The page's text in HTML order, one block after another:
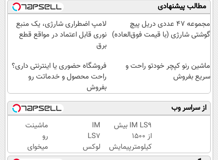
مطالب پیشنهادی
مجموعه 47 عددی دریل پیچ
گوشتی شارژی‌ (با قیمت فوق‌العاده)
لامپ اضطراری شارژی، یک منبع
نوری قابل اعتماد در مواقع قطع
برق
ماشین رنو کپچر خودتو راحت و
سریع بفروش
فروشگاه حضوری یا اینترنتی داری؟
راحت محصول و خدماتت رو
بفروش
از سراسر وب
IM LS9 بیش
از 1500
کیلومترپیمایش
IM
LS7
لوکس
ماشینت
رو
میخوای